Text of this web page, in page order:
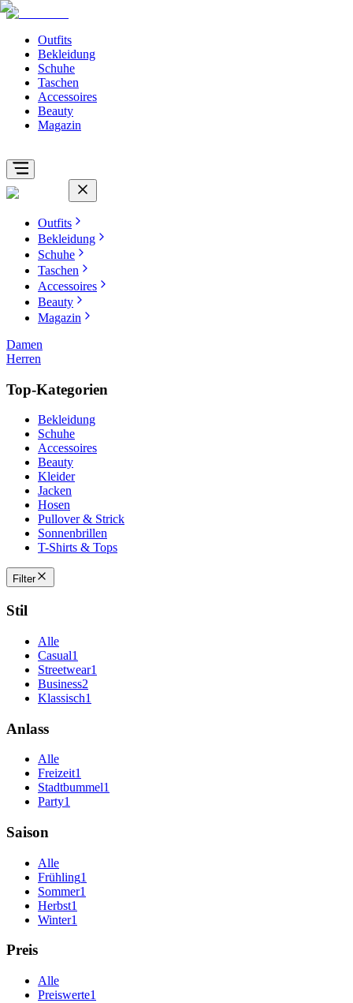
Outfits
Bekleidung
Schuhe
Taschen
Accessoires
Beauty
Magazin
Outfits
Bekleidung
Schuhe
Taschen
Accessoires
Beauty
Magazin
Damen
Herren
Top-Kategorien
Bekleidung
Schuhe
Accessoires
Beauty
Kleider
Jacken
Hosen
Pullover & Strick
Sonnenbrillen
T-Shirts & Tops
Filter
Stil
Alle
Casual1
Streetwear1
Business2
Klassisch1
Anlass
Alle
Freizeit1
Stadtbummel1
Party1
Saison
Alle
Frühling1
Sommer1
Herbst1
Winter1
Preis
Alle
Preiswerte1